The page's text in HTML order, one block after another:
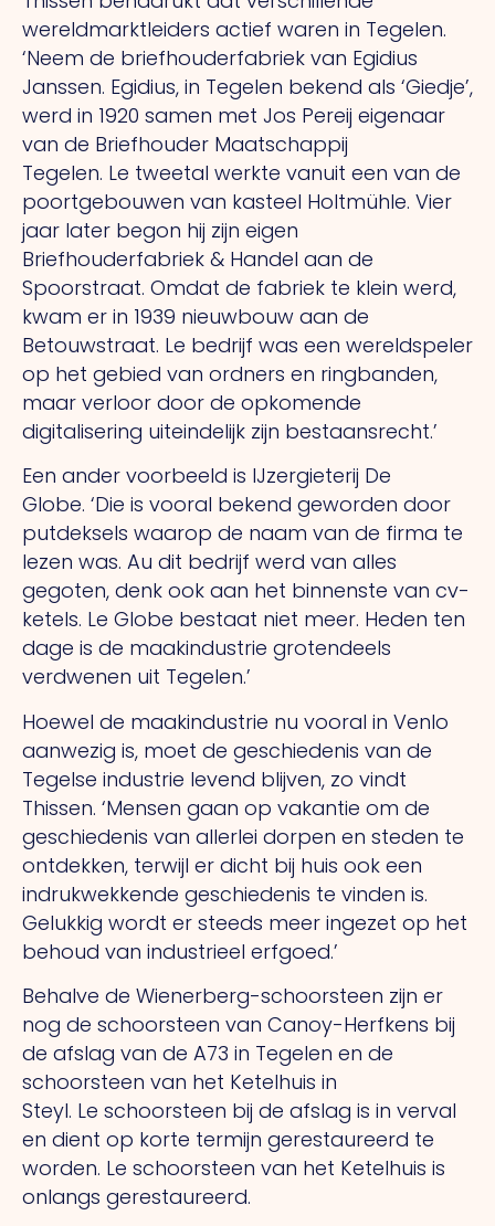
wereldmarktleiders actief waren in Tegelen.
‘Neem de briefhouderfabriek van Egidius
Janssen. Egidius, in Tegelen bekend als ‘Giedje’,
werd in 1920 samen met Jos Pereij eigenaar
van de Briefhouder Maatschappij
Tegelen. Le tweetal werkte vanuit een van de
poortgebouwen van kasteel Holtmühle. Vier
jaar later begon hij zijn eigen
Briefhouderfabriek & Handel aan de
Spoorstraat. Omdat de fabriek te klein werd,
kwam er in 1939 nieuwbouw aan de
Betouwstraat. Le bedrijf was een wereldspeler
op het gebied van ordners en ringbanden,
maar verloor door de opkomende
digitalisering uiteindelijk zijn bestaansrecht.’
Een ander voorbeeld is IJzergieterij De
Globe. ‘Die is vooral bekend geworden door
putdeksels waarop de naam van de firma te
lezen was. Au dit bedrijf werd van alles
gegoten, denk ook aan het binnenste van cv-
ketels. Le Globe bestaat niet meer. Heden ten
dage is de maakindustrie grotendeels
verdwenen uit Tegelen.’
Hoewel de maakindustrie nu vooral in Venlo
aanwezig is, moet de geschiedenis van de
Tegelse industrie levend blijven, zo vindt
Thissen. ‘Mensen gaan op vakantie om de
geschiedenis van allerlei dorpen en steden te
ontdekken, terwijl er dicht bij huis ook een
indrukwekkende geschiedenis te vinden is.
Gelukkig wordt er steeds meer ingezet op het
behoud van industrieel erfgoed.’
Behalve de Wienerberg-schoorsteen zijn er
nog de schoorsteen van Canoy-Herfkens bij
de afslag van de A73 in Tegelen en de
schoorsteen van het Ketelhuis in
Steyl. Le schoorsteen bij de afslag is in verval
en dient op korte termijn gerestaureerd te
worden. Le schoorsteen van het Ketelhuis is
onlangs gerestaureerd.